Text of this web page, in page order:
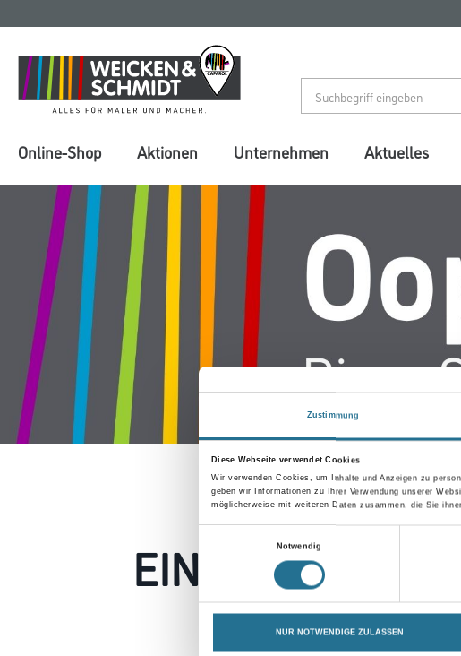
Zustimmung
Diese Webseite verwendet Cookies
Wir verwenden Cookies, um Inhalte und Anzeigen zu
geben wir Informationen zu Ihrer Verwendung unserer
möglicherweise mit weiteren Daten zusammen, die Sie
Notwendig
NUR NOTWENDIGE ZULASSEN
springen
springen
Online-Shop Aktionen Unternehmen Aktuelles
EIN KLEINER
Keine Sorge, wir pinseln